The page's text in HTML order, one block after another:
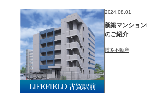
2024.08.01
新築マンショ
のご紹介
博多不動産